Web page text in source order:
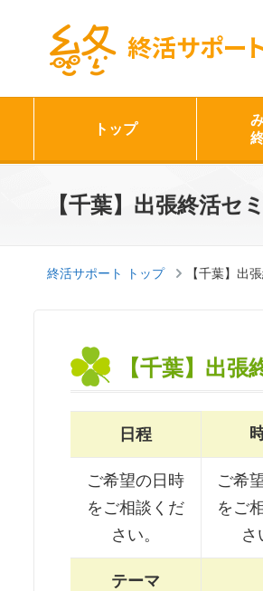
終活サポー
トップ
【千葉】出張終活セ
終活サポート トップ 【千葉】出
【千葉】出張
日程
ご希望の日時
をご相談くだ
さい。
ご希
をご
さ
テーマ